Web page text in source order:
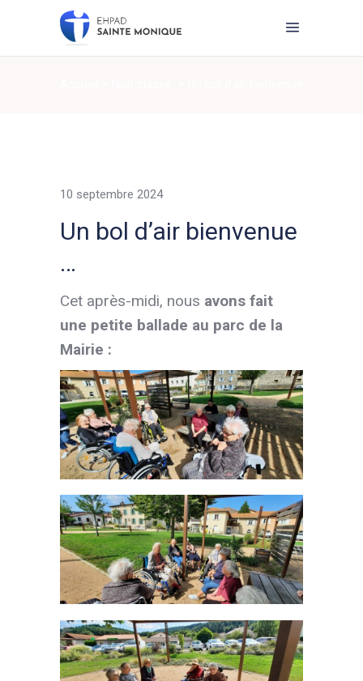
10 septembre 2024
Un bol d’air bienvenue
…
Cet après-midi, nous avons fait
une petite ballade au parc de la
Mairie :